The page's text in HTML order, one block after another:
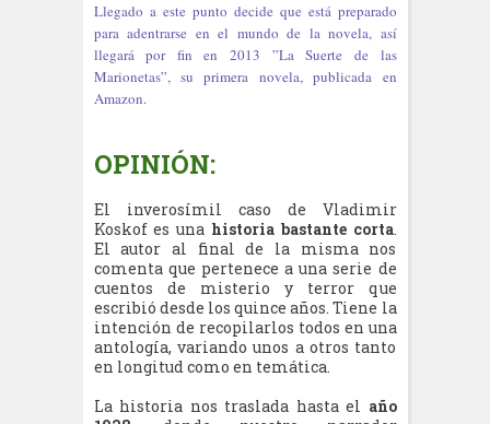
Llegado a este punto decide que está preparado
para adentrarse en el mundo de la novela, así
llegará por fin en 2013 ”La Suerte de las
Marionetas”, su primera novela, publicada en
Amazon.
OPINIÓN:
El inverosímil caso de Vladimir
Koskof es una historia bastante corta.
El autor al final de la misma nos
comenta que pertenece a una serie de
cuentos de misterio y terror que
escribió desde los quince años. Tiene la
intención de recopilarlos todos en una
antología, variando unos a otros tanto
en longitud como en temática.
La historia nos traslada hasta el año